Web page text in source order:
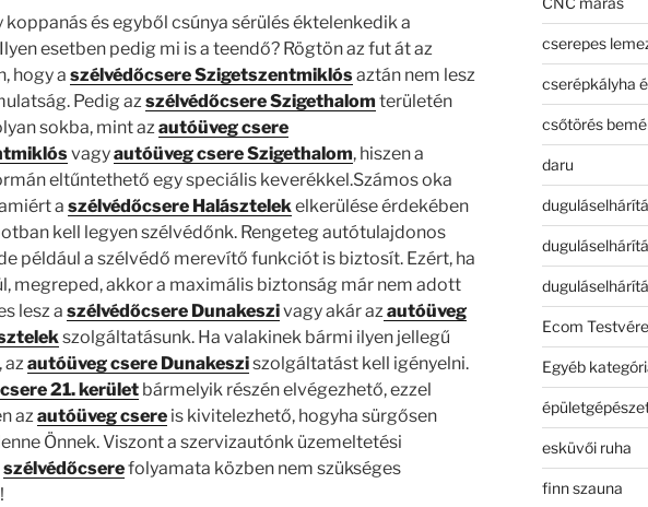
koppanás és egyből csúnya sérülés éktelenkedik a
esetben pedig mi is a teendő? Rögtön az fut át az
hogy a szélvédőcsere Szigetszentmiklósaztán nem lesz
Pedig azszélvédőcsere Szigethalom területén
sokba, mint azautóüveg csere
vagyautóüveg csere Szigethalom, hiszen a
eltűntethető egy speciális keverékkel.Számos oka
a szélvédőcsere Halásztelekelkerülése érdekében
kell legyen szélvédőnk. Rengeteg autótulajdonos
például a szélvédő merevítő funkciót is biztosít. Ezért, ha
megreped, akkor a maximális biztonság már nem adott
lesz a szélvédőcsere Dunakeszivagy akár azautóüveg
szolgáltatásunk. Ha valakinek bármi ilyen jellegű
azautóüveg csere Dunakesziszolgáltatást kell igényelni.
21. kerület bármelyik részén elvégezhető, ezzel
azautóüveg csere is kivitelezhető, hogyha sürgősen
Önnek. Viszont a szervizautónk üzemeltetési
szélvédőcserefolyamata közben nem szükséges
cserepes
cserépkályha
csőtörés
daru
Ecom
Egyéb
esküvői ruha
finn szauna